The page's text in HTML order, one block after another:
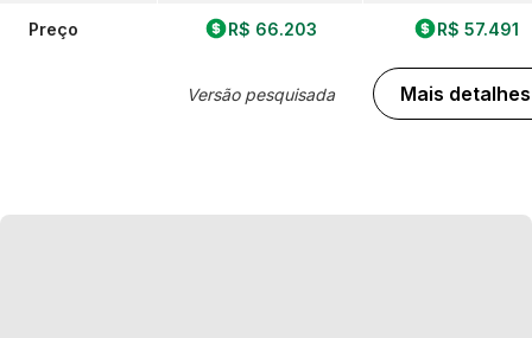
Preço R$ 66.203
Versão pesquisada
R$ 57.491
Mais detalhes